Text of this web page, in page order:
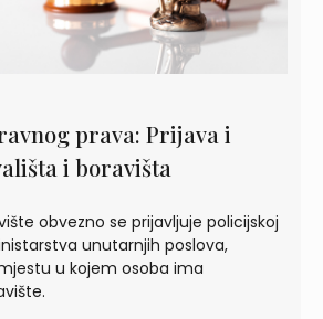
prava: Prijava i
i boravišta
obvezno se prijavljuje policijskoj
unutarnjih poslova,
u kojem osoba ima